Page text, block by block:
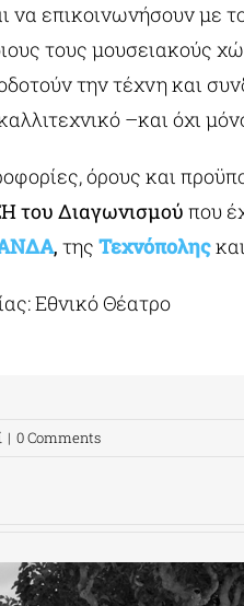
να επικοινωνήσουν με
τους μουσειακούς
την τέχνη και
–και όχι
όρους και
του Διαγωνισμού που
, της Τεχνόπολης
Εθνικό Θέατρο
| 0 Comments